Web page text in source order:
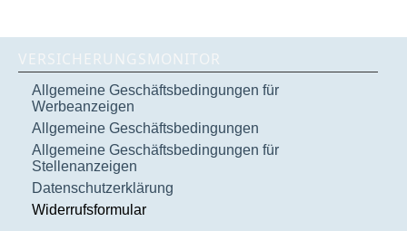
VERSICHERUNGSMONITOR
Allgemeine Geschäftsbedingungen für
Werbeanzeigen
Allgemeine Geschäftsbedingungen
Allgemeine Geschäftsbedingungen für
Stellenanzeigen
Datenschutzerklärung
Widerrufsformular